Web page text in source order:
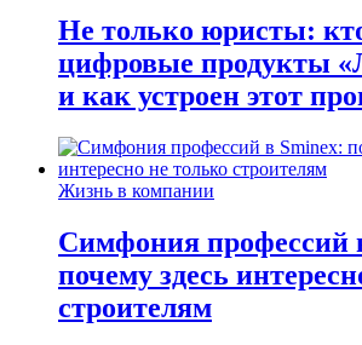
Не только юристы:
цифровые продукты
и как устроен этот
Жизнь в компании
Симфония профессий
почему здесь
строителям